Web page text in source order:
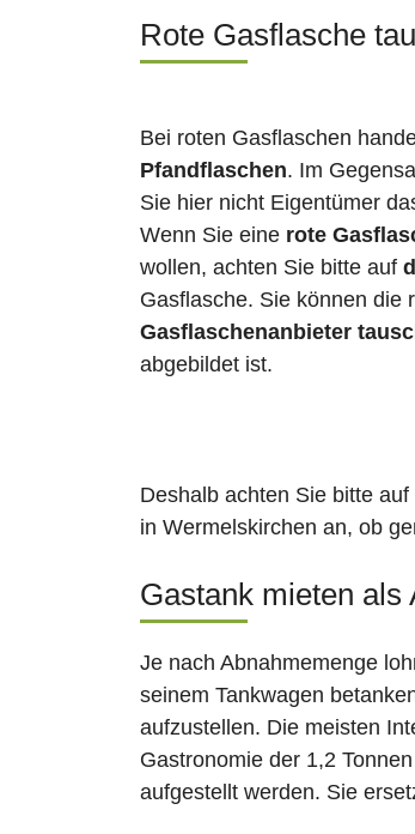
Rote Gasflasche
Bei roten Gasflaschen
Pfandflaschen. Im
Sie hier nicht Eigentümer
Wenn Sie eine rote
wollen, achten Sie bitte auf
Gasflasche. Sie können die
Gasflaschenanbieter
abgebildet ist.
Deshalb achten Sie bitte auf
in Wermelskirchen an, ob
Gastank mieten als
Je nach Abnahmemenge
seinem Tankwagen
aufzustellen. Die meisten
Gastronomie der 1,2
aufgestellt werden. Sie